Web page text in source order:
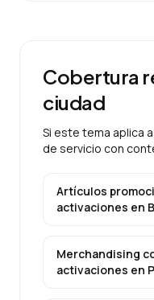
Cobertura
ciudad
Si este tema aplica
de servicio con
Artículos
activaciones en
Merchandising
activaciones en